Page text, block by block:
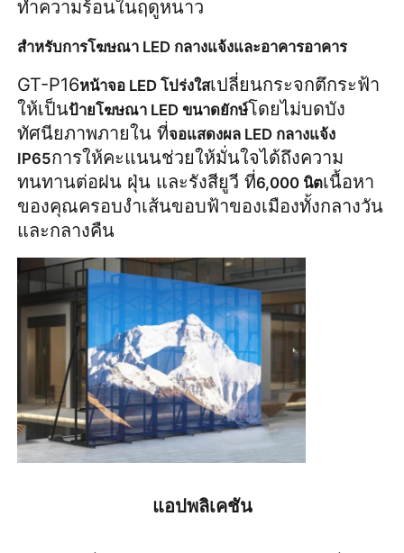
ทำความร้อนในฤดูหนาว
สำหรับการโฆษณา LED กลางแจ้งและอาคารอาคาร
GT-P16หน้าจอ LED โปร่งใสเปลี่ยนกระจกตึกระฟ้า
ให้เป็นป้ายโฆษณา LED ขนาดยักษ์โดยไม่บดบัง
ทัศนียภาพภายใน ที่จอแสดงผล LED กลางแจ้ง
IP65การให้คะแนนช่วยให้มั่นใจได้ถึงความ
ทนทานต่อฝน ฝุ่น และรังสียูวี ที่6,000 นิตเนื้อหา
ของคุณครอบงำเส้นขอบฟ้าของเมืองทั้งกลางวัน
และกลางคืน
แอปพลิเคชัน